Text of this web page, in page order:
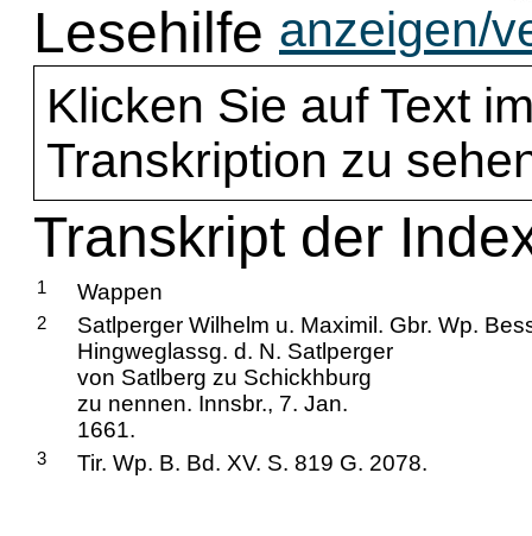
Lesehilfe anzeigen/
Klicken Sie auf Text
Transkription zu
Transkript der
1 Wappen
2
Satlperger Wilhelm u. Maximil. Gbr. Wp.
Hingweglassg. d. N. Satlperger
von Satlberg zu Schickhburg
zu nennen. Innsbr., 7. Jan.
1661.
3 Tir. Wp. B. Bd. XV. S. 819 G. 2078.